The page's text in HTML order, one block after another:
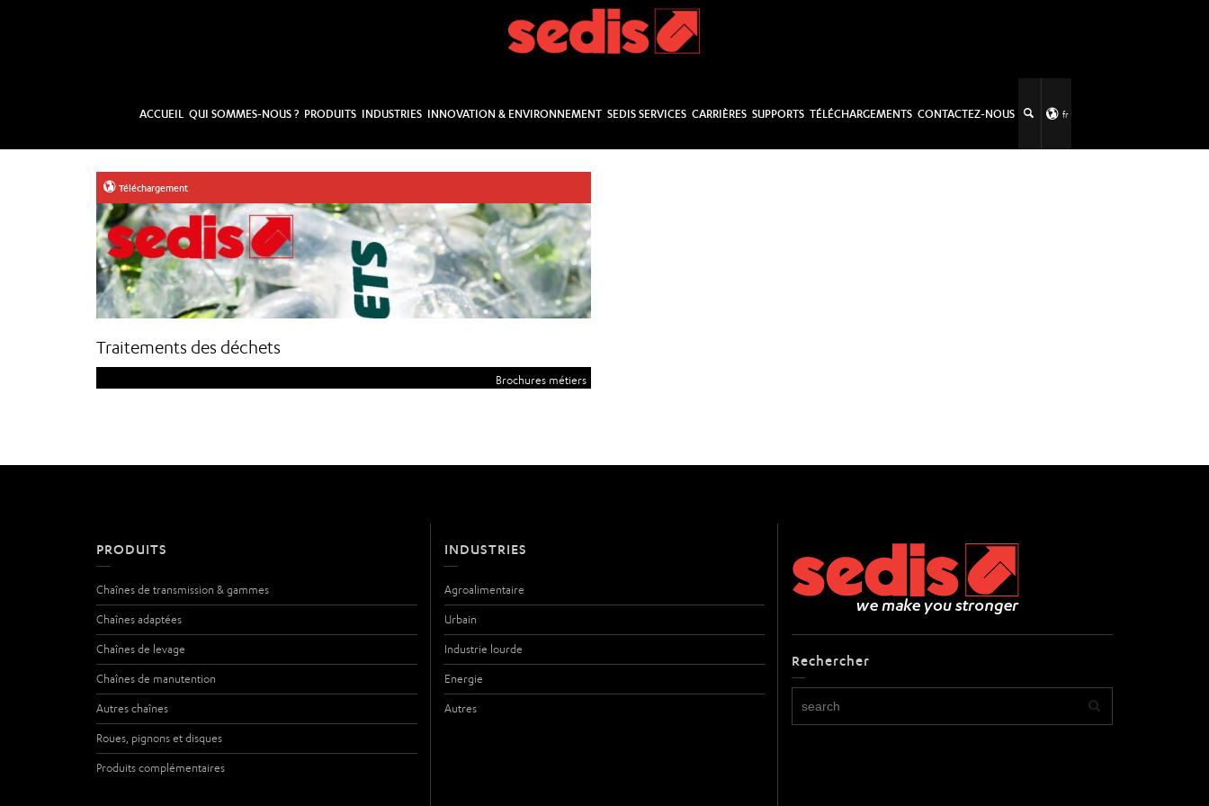
ACCUEIL QUI SOMMES-NOUS ? PRODUITS INDUSTRIES INNOVATION & ENVIRONNEMENT SEDIS SERVICES CARRIÈRES SUPPORTS TÉLÉCHARGEMENTS CONTACTEZ-NOUS fr
Téléchargement
Traitements des déchets
Brochures métiers
PRODUITS
Chaînes de transmission & gammes
Chaînes adaptées
Chaînes de levage
Chaînes de manutention
Autres chaînes
Roues, pignons et disques
Produits complémentaires
INDUSTRIES
Agroalimentaire
Urbain
Industrie lourde
Energie
Autres
Rechercher